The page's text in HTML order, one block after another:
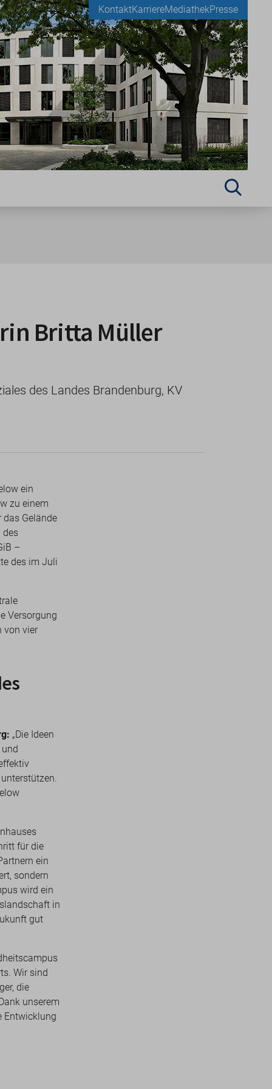
KontaktKarriereMediathekPresse
Britta Müller
des Landes Brandenburg, KV
ein
zu einem
Gelände
des
–
des im Juli
Versorgung
von vier
„Die Ideen
für die
ein
sondern
wird ein
in
gut
Wir sind
die
unserem
Entwicklung